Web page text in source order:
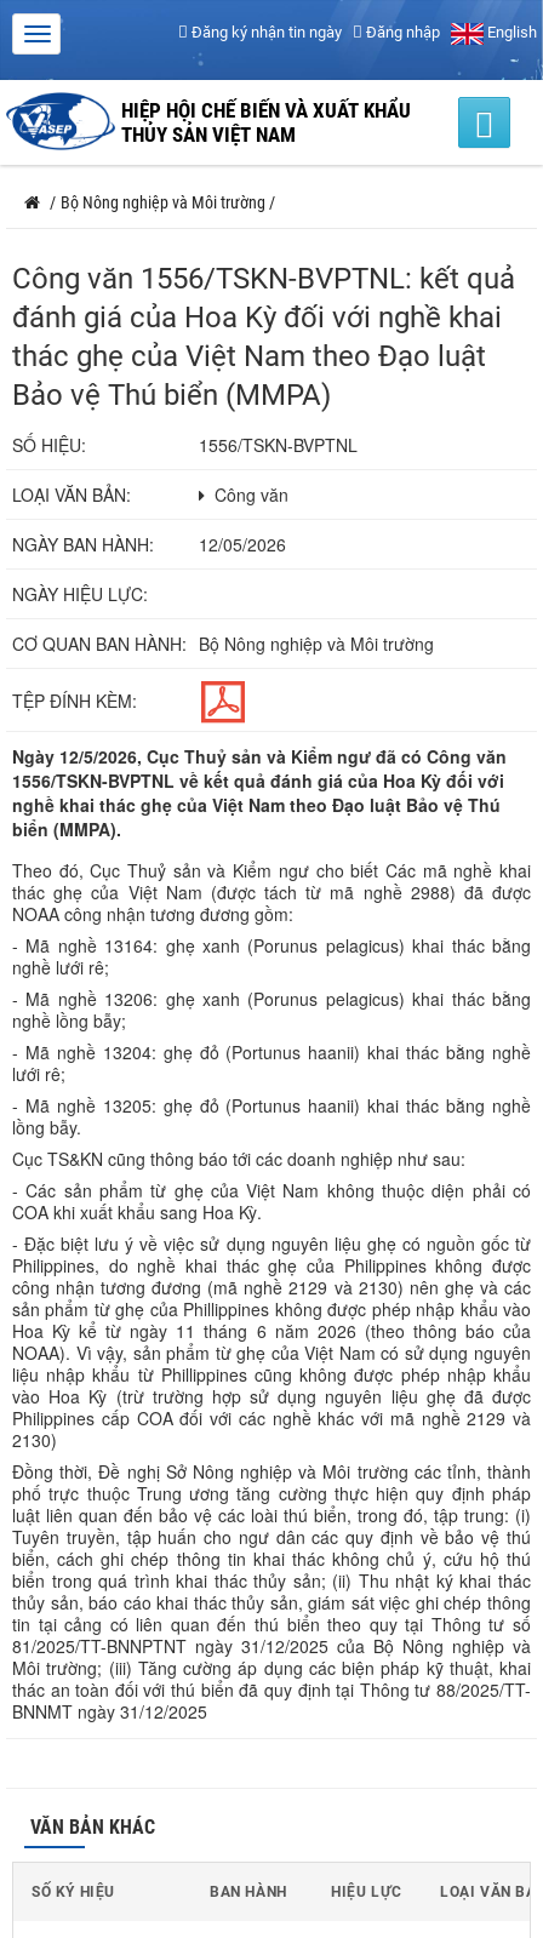
Đăng ký nhận tin ngày Đăng nhập English
HIỆP HỘI CHẾ BIẾN VÀ XUẤT KHẨU
THỦY SẢN VIỆT NAM
/ Bộ Nông nghiệp và Môi trường /
Công văn 1556/TSKN-BVPTNL: kết quả
đánh giá của Hoa Kỳ đối với nghề khai
thác ghẹ của Việt Nam theo Đạo luật
Bảo vệ Thú biển (MMPA)
SỐ HIỆU: 1556/TSKN-BVPTNL
LOẠI VĂN BẢN: Công văn
NGÀY BAN HÀNH: 12/05/2026
NGÀY HIỆU LỰC:
CƠ QUAN BAN HÀNH: Bộ Nông nghiệp và Môi trường
TỆP ĐÍNH KÈM:
Ngày 12/5/2026, Cục Thuỷ sản và Kiểm ngư đã có Công văn
1556/TSKN-BVPTNL về kết quả đánh giá của Hoa Kỳ đối với
nghề khai thác ghẹ của Việt Nam theo Đạo luật Bảo vệ Thú
biển (MMPA).
Theo đó, Cục Thuỷ sản và Kiểm ngư cho biết Các mã nghề khai
thác ghẹ của Việt Nam (được tách từ mã nghề 2988) đã được
NOAA công nhận tương đương gồm:
- Mã nghề 13164: ghẹ xanh (Porunus pelagicus) khai thác bằng
nghề lưới rê;
- Mã nghề 13206: ghẹ xanh (Porunus pelagicus) khai thác bằng
nghề lồng bẫy;
- Mã nghề 13204: ghẹ đỏ (Portunus haanii) khai thác bằng nghề
lưới rê;
- Mã nghề 13205: ghẹ đỏ (Portunus haanii) khai thác bằng nghề
lồng bẫy.
Cục TS&KN cũng thông báo tới các doanh nghiệp như sau:
- Các sản phẩm từ ghẹ của Việt Nam không thuộc diện phải có
COA khi xuất khẩu sang Hoa Kỳ.
- Đặc biệt lưu ý về việc sử dụng nguyên liệu ghẹ có nguồn gốc từ
Philippines, do nghề khai thác ghẹ của Philippines không được
công nhận tương đương (mã nghề 2129 và 2130) nên ghẹ và các
sản phẩm từ ghẹ của Phillippines không được phép nhập khẩu vào
Hoa Kỳ kể từ ngày 11 tháng 6 năm 2026 (theo thông báo của
NOAA). Vì vậy, sản phẩm từ ghẹ của Việt Nam có sử dụng nguyên
liệu nhập khẩu từ Phillippines cũng không được phép nhập khẩu
vào Hoa Kỳ (trừ trường hợp sử dụng nguyên liệu ghẹ đã được
Philippines cấp COA đối với các nghề khác với mã nghề 2129 và
2130)
Đồng thời, Đề nghị Sở Nông nghiệp và Môi trường các tỉnh, thành
phố trực thuộc Trung ương tăng cường thực hiện quy định pháp
luật liên quan đến bảo vệ các loài thú biển, trong đó, tập trung: (i)
Tuyên truyền, tập huấn cho ngư dân các quy định về bảo vệ thú
biển, cách ghi chép thông tin khai thác không chủ ý, cứu hộ thú
biển trong quá trình khai thác thủy sản; (ii) Thu nhật ký khai thác
thủy sản, báo cáo khai thác thủy sản, giám sát việc ghi chép thông
tin tại cảng có liên quan đến thú biển theo quy tại Thông tư số
81/2025/TT-BNNPTNT ngày 31/12/2025 của Bộ Nông nghiệp và
Môi trường; (iii) Tăng cường áp dụng các biện pháp kỹ thuật, khai
thác an toàn đối với thú biển đã quy định tại Thông tư 88/2025/TT-
BNNMT ngày 31/12/2025
VĂN BẢN KHÁC
SỐ KÝ HIỆU BAN HÀNH HIỆU LỰC LOẠI VĂN